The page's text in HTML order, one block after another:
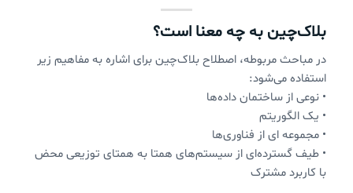
بلاک‌‌چین به چه معنا است؟
در مباحث مربوطه، اصطلاح بلاک‌چین برای اشاره به مفاهیم زیر
استفاده می‌شود:
• نوعی از ساختمان داده‌ها
• یک الگوریتم
• مجموعه ای از فناوری‌ها
• طیف گسترده‌ای از سیستم‌های همتا به همتای توزیعی محض
با کاربرد مشترک